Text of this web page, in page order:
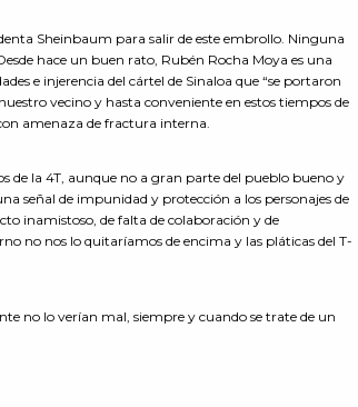
Sheinbaum para salir de este embrollo. Ninguna
hace un buen rato, Rubén Rocha Moya es una
e injerencia del cártel de Sinaloa que “se portaron
vecino y hasta conveniente en estos tiempos de
amenaza de fractura interna.
de la 4T, aunque no a gran parte del pueblo bueno y
señal de impunidad y protección a los personajes de
inamistoso, de falta de colaboración y de
no nos lo quitaríamos de encima y las pláticas del T-
no lo verían mal, siempre y cuando se trate de un